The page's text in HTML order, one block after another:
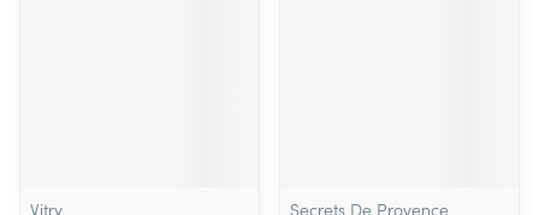
Vitry Secrets De Provence